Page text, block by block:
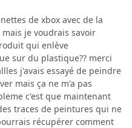
de xbox avec de la
je voudrais savoir
qui enlève
sur du plastique?? merci
j'avais essayé de peindre
mais ça ne m'a pas
c'est que maintenant
traces de peintures qui ne
récupérer comment